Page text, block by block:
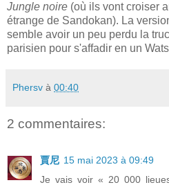
Jungle noire (où ils vont croiser
étrange de Sandokan). La
semble avoir un peu perdu la
parisien pour s'affadir en un
Phersv à 00:40
2 commentaires:
賈尼 15 mai 2023 à 09:49
Je vais voir « 20 000